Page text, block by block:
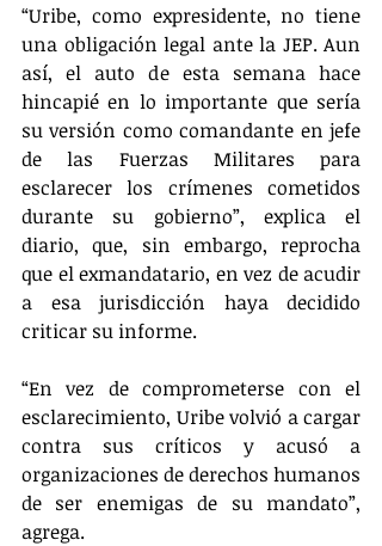
“Uribe, como expresidente, no tiene
una obligación legal ante la JEP. Aun
así, el auto de esta semana hace
hincapié en lo importante que sería
su versión como comandante en jefe
de las Fuerzas Militares para
esclarecer los crímenes cometidos
durante su gobierno”, explica el
diario, que, sin embargo, reprocha
que el exmandatario, en vez de acudir
a esa jurisdicción haya decidido
criticar su informe.
“En vez de comprometerse con el
esclarecimiento, Uribe volvió a cargar
contra sus críticos y acusó a
organizaciones de derechos humanos
de ser enemigas de su mandato”,
agrega.